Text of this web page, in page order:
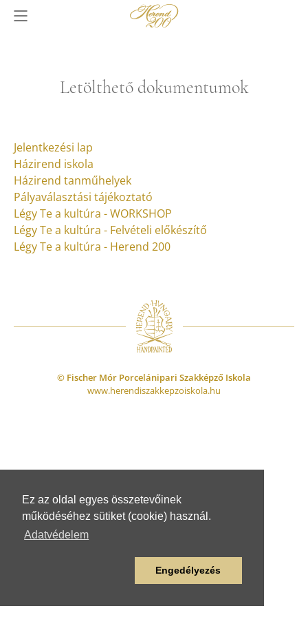
Ez az oldal egyes összetevőinek
működéséhez sütiket (cookie) használ.
Adatvédelem
Engedélyezés
Letölthető dokumentumok
Jelentkezési lap
Házirend iskola
Házirend tanműhelyek
Pályaválasztási tájékoztató
Légy Te a kultúra - WORKSHOP
Légy Te a kultúra - Felvételi előkészítő
Légy Te a kultúra - Herend 200
© Fischer Mór Porcelánipari Szakképző Iskola
www.herendiszakkepzoiskola.hu